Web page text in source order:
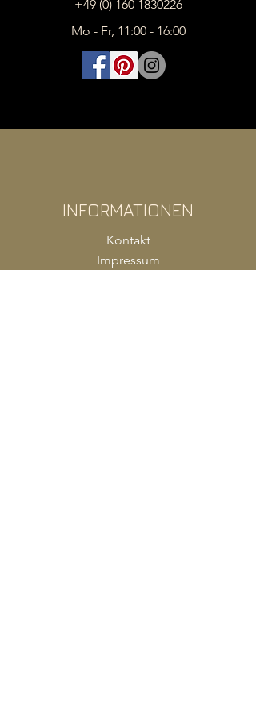
+49 (0) 160 1830226
Mo - Fr, 11:00 - 16:00
INFORMATIONEN
Kontakt
Impressum